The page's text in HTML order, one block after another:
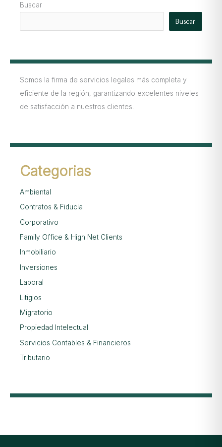
Buscar
Buscar
Somos la firma de servicios legales más completa y
eficiente de la región, garantizando excelentes niveles
de satisfacción a nuestros clientes.
Categorias
Ambiental
Contratos & Fiducia
Corporativo
Family Office & High Net Clients
Inmobiliario
Inversiones
Laboral
Litigios
Migratorio
Propiedad Intelectual
Servicios Contables & Financieros
Tributario